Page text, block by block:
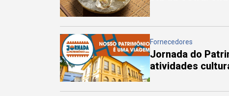
Fornecedores
Jornada do
atividades